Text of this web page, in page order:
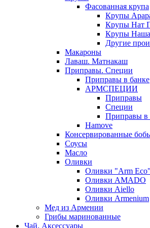
Фасованная крупа
Крупы
Крупы Нат
Крупы Наша
Другие
Макароны
Лаваш. Матнакаш
Приправы. Специи
Приправы в банке
АРМСПЕЦИИ
Приправы
Специи
Приправы в
Hamove
Консервированные
Соусы
Масло
Оливки
Оливки "Arm Eco"
Оливки AMADO
Оливки Aiello
Оливки Armenium
Мед из Армении
Грибы маринованные
Чай. Аксессуары